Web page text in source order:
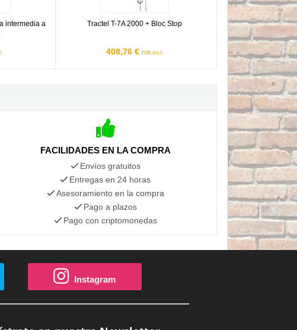
intermedia a
Tractel T-7A 2000 + Bloc Stop
408,76 € IVA incl.
FACILIDADES EN LA COMPRA
Envíos gratuitos
Entregas en 24 horas
Asesoramiento en la compra
Pago a plazos
Pago con criptomonedas
Instagram